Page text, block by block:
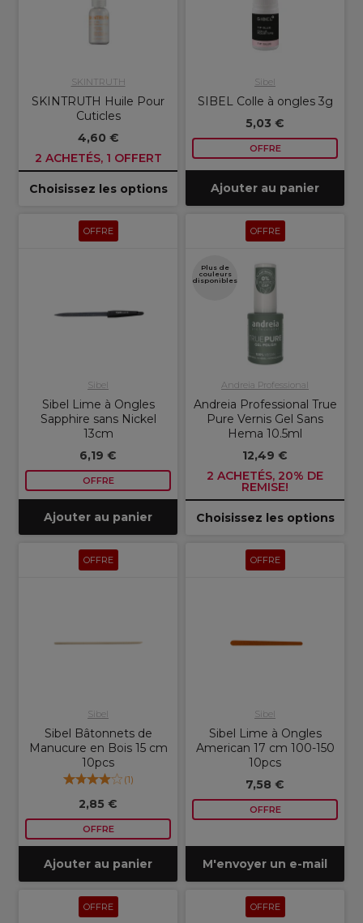
SKINTRUTH
SKINTRUTH Huile Pour
Cuticles
4,60 €
2 ACHETÉS, 1 OFFERT
Choisissez les options
Sibel
SIBEL Colle à ongles 3g
5,03 €
OFFRE
Ajouter au panier
OFFRE
Sibel
Sibel Lime à Ongles
Sapphire sans Nickel
13cm
6,19 €
OFFRE
Ajouter au panier
OFFRE
Plus de
couleurs
disponibles
Andreia Professional
Andreia Professional True
Pure Vernis Gel Sans
Hema 10.5ml
12,49 €
2 ACHETÉS, 20% DE
REMISE!
Choisissez les options
OFFRE
Sibel
Sibel Bâtonnets de
Manucure en Bois 15 cm
10pcs
(1)
2,85 €
OFFRE
Ajouter au panier
OFFRE
Sibel
Sibel Lime à Ongles
American 17 cm 100-150
10pcs
7,58 €
OFFRE
M'envoyer un e-mail
OFFRE OFFRE